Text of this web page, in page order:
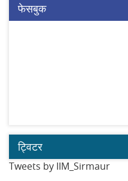
फेसबुक
ट्विटर
Tweets by IIM_Sirmaur